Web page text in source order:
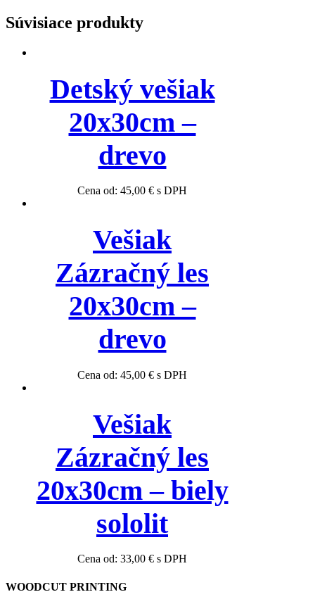
Súvisiace produkty
Detský vešiak
20x30cm –
drevo
Cena od: 45,00 € s DPH
Vešiak
Zázračný les
20x30cm –
drevo
Cena od: 45,00 € s DPH
Vešiak
Zázračný les
20x30cm – biely
sololit
Cena od: 33,00 € s DPH
WOODCUT PRINTING